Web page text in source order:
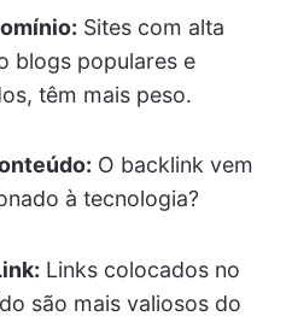
Sites com alta
blogs populares e
têm mais peso.
O backlink vem
à tecnologia?
Links colocados no
são mais valiosos do